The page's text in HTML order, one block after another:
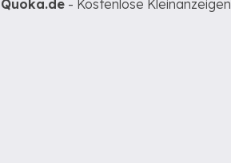
Quoka.de - Kostenlose Kleinanzeigen